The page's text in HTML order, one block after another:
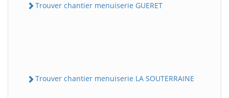
Trouver chantier menuiserie GUERET
Trouver chantier menuiserie LA SOUTERRAINE